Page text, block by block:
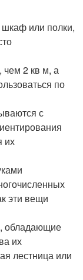
шкаф или полки,
2 кв м, а
по
с
их
эти вещи
обладающие
их
лестница или